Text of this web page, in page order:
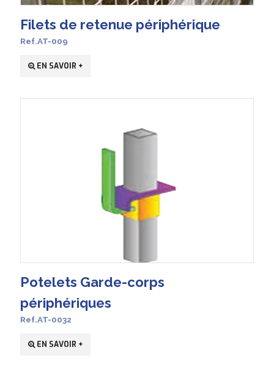
Filets de retenue périphérique
Ref.AT-009
EN SAVOIR +
Potelets Garde-corps
périphériques
Ref.AT-0032
EN SAVOIR +